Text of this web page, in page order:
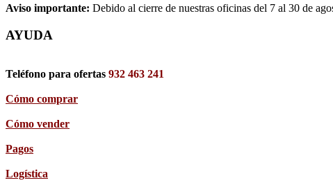
Aviso importante: Debido al cierre de nuestras oficinas del 7 al 30 de
AYUDA
Teléfono para ofertas 932 463 241
Cómo comprar
Cómo vender
Pagos
Logística